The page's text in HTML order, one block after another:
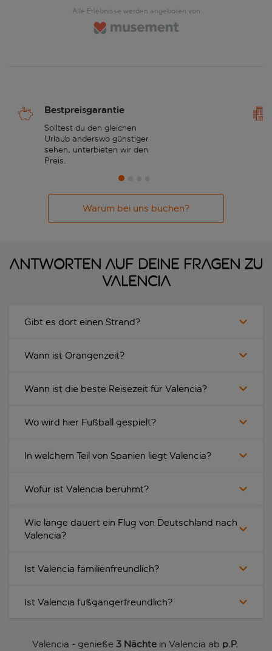
Alle Erlebnisse werden angeboten von
Bestpreisgarantie
Solltest du den gleichen
Urlaub anderswo günstiger
sehen, unterbieten wir den
Preis.
Warum bei uns buchen?
Antworten auf deine Fragen zu
Valencia
Gibt es dort einen Strand?
Wann ist Orangenzeit?
Wann ist die beste Reisezeit für Valencia?
Wo wird hier Fußball gespielt?
In welchem Teil von Spanien liegt Valencia?
Wofür ist Valencia berühmt?
Wie lange dauert ein Flug von Deutschland nach
Valencia?
Ist Valencia familienfreundlich?
Ist Valencia fußgängerfreundlich?
Valencia - genieße 3 Nächtein Valencia ab p.P.